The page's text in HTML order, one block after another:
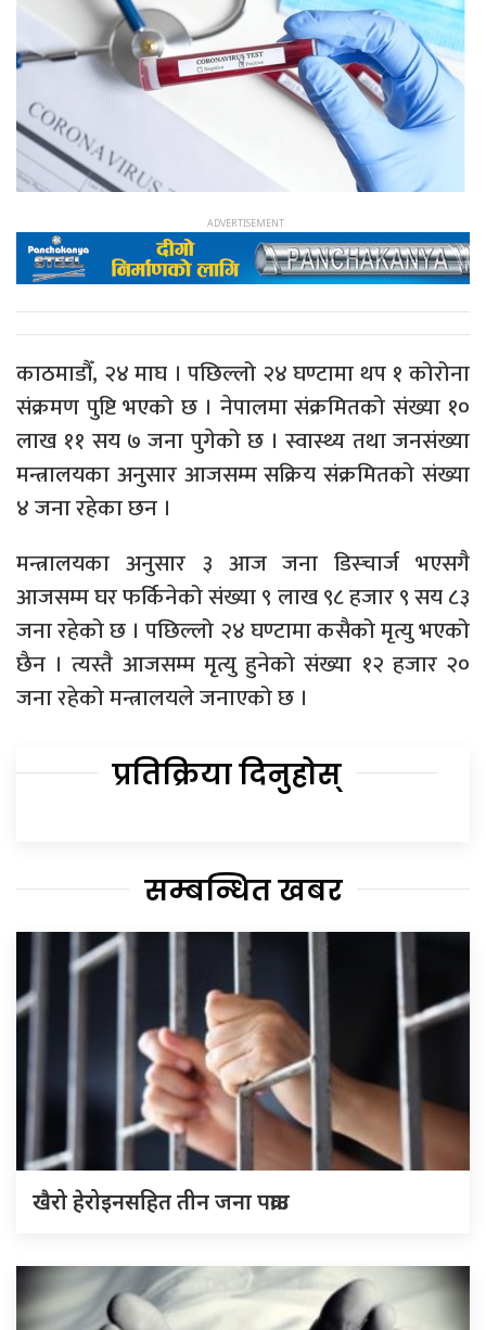
काठमाडौँ, २४ माघ । पछिल्लो २४ घण्टामा थप १ कोरोना
संक्रमण पुष्टि भएको छ । नेपालमा संक्रमितको संख्या १०
लाख ११ सय ७ जना पुगेको छ । स्वास्थ्य तथा जनसंख्या
मन्त्रालयका अनुसार आजसम्म सक्रिय संक्रमितको संख्या
४ जना रहेका छन ।
मन्त्रालयका अनुसार ३ आज जना डिस्चार्ज भएसगै
आजसम्म घर फर्किनेको संख्या ९ लाख ९८ हजार ९ सय ८३
जना रहेको छ । पछिल्लो २४ घण्टामा कसैको मृत्यु भएको
छैन । त्यस्तै आजसम्म मृत्यु हुनेको संख्या १२ हजार २०
जना रहेको मन्त्रालयले जनाएको छ ।
प्रतिक्रिया दिनुहोस्
सम्बन्धित खबर
खैरो हेरोइनसहित तीन जना पक्राउ